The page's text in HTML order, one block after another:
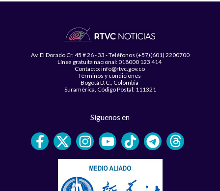
Av. El Dorado Cr. 45 # 26 - 33 - Teléfonos (+57)(601) 2200700
Línea gratuita nacional: 018000 123 414
Contacto: info@rtvc.gov.co
Términos y condiciones
Bogotá D.C., Colombia
Suramérica, Código Postal: 111321
Síguenos en